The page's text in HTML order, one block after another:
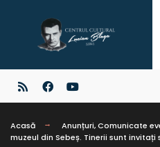
Acasă Anunțuri,Comunicate
muzeul din Sebeș. Tinerii sunt invitați